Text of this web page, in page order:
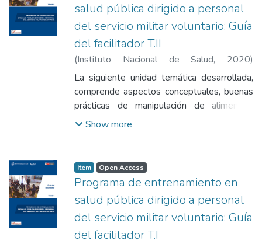
salud pública dirigido a personal
del servicio militar voluntario: Guía
del facilitador T.II
(Instituto Nacional de Salud, 2020)
Vásquez León, Blanca Gladys;Vásquez
Arangoitia, Claudia Liliana;Ordoñez Fuentes,
Flor de María ;Rojas Arteaga, Norka Hilda
La siguiente unidad temática desarrollada,
comprende aspectos conceptuales, buenas
prácticas de manipulación de alimentos,
factores de riesgo de contaminación de
alimentación escolar.
Show more
Item Open Access
Programa de entrenamiento en
salud pública dirigido a personal
del servicio militar voluntario: Guía
del facilitador T.I